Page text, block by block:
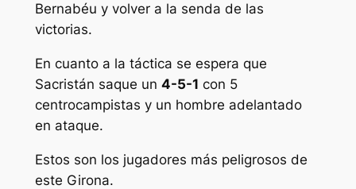
Bernabéu y volver a la senda de las
victorias.
En cuanto a la táctica se espera que
Sacristán saque un 4-5-1 con 5
centrocampistas y un hombre adelantado
en ataque.
Estos son los jugadores más peligrosos de
este Girona.